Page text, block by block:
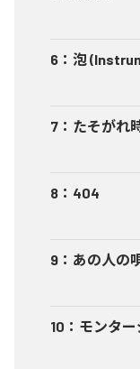
6 ： 泡
7 ： たそがれ
8 ： 404
9 ： あの人の
10 ： モンター